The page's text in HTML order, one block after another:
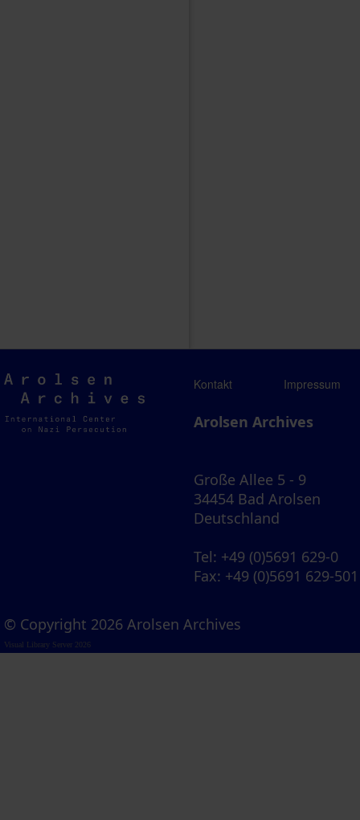
Arolsen
Archives
Kontakt Impressum
Arolsen Archives
Große Allee 5 - 9
34454 Bad Arolsen
Deutschland
Tel: +49 (0)5691 629-0
Fax: +49 (0)5691 629-501
© Copyright 2026 Arolsen Archives
Visual Library Server 2026